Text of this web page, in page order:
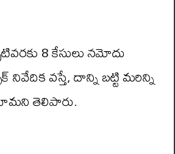
8 కేసులు నమోదు
వస్తే, దాన్ని బట్టి మరిన్ని
తెలిపారు.